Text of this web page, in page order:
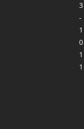
3
-
1
0
1
1